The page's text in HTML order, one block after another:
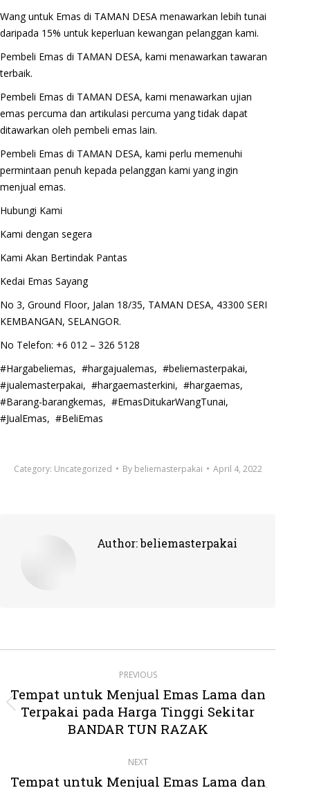
Wang untuk Emas di TAMAN DESA menawarkan lebih tunai
daripada 15% untuk keperluan kewangan pelanggan kami.
Pembeli Emas di TAMAN DESA, kami menawarkan tawaran
terbaik.
Pembeli Emas di TAMAN DESA, kami menawarkan ujian
emas percuma dan artikulasi percuma yang tidak dapat
ditawarkan oleh pembeli emas lain.
Pembeli Emas di TAMAN DESA, kami perlu memenuhi
permintaan penuh kepada pelanggan kami yang ingin
menjual emas.
Hubungi Kami
Kami dengan segera
Kami Akan Bertindak Pantas
Kedai Emas Sayang
No 3, Ground Floor, Jalan 18/35, TAMAN DESA, 43300 SERI
KEMBANGAN, SELANGOR.
No Telefon: +6 012 – 326 5128
#Hargabeliemas, #hargajualemas, #beliemasterpakai,
#jualemasterpakai, #hargaemasterkini, #hargaemas,
#Barang-barangkemas, #EmasDitukarWangTunai,
#JualEmas, #BeliEmas
Category: Uncategorized By beliemasterpakai April 4, 2022
Author:beliemasterpakai
navigation
PREVIOUS
Previous
post:
Tempat untuk Menjual Emas Lama dan
Terpakai pada Harga Tinggi Sekitar
BANDAR TUN RAZAK
NEXT
Tempat untuk Menjual Emas Lama dan